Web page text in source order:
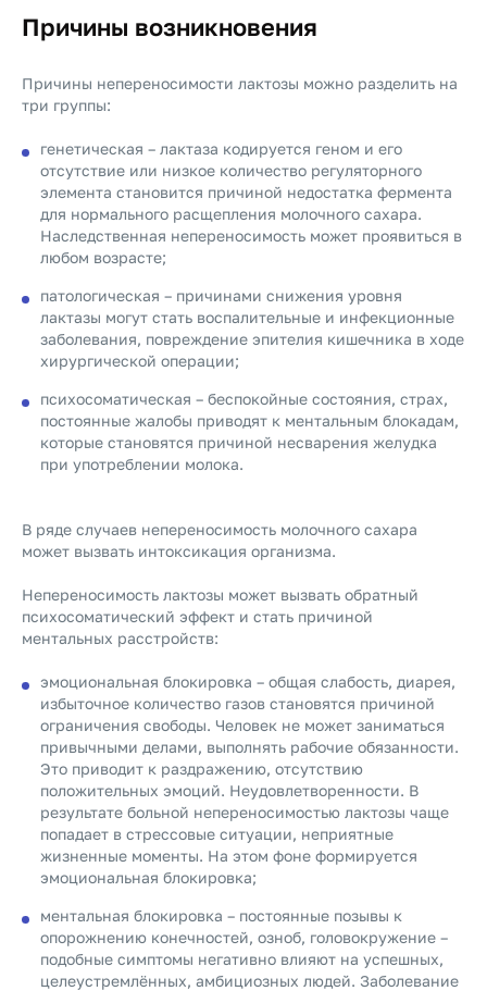
Причины возникновения
Причины непереносимости лактозы можно разделить на
три группы:
генетическая – лактаза кодируется геном и его
отсутствие или низкое количество регуляторного
элемента становится причиной недостатка фермента
для нормального расщепления молочного сахара.
Наследственная непереносимость может проявиться в
любом возрасте;
патологическая – причинами снижения уровня
лактазы могут стать воспалительные и инфекционные
заболевания, повреждение эпителия кишечника в ходе
хирургической операции;
психосоматическая – беспокойные состояния, страх,
постоянные жалобы приводят к ментальным блокадам,
которые становятся причиной несварения желудка
при употреблении молока.
В ряде случаев непереносимость молочного сахара
может вызвать интоксикация организма.
Непереносимость лактозы может вызвать обратный
психосоматический эффект и стать причиной
ментальных расстройств:
эмоциональная блокировка – общая слабость, диарея,
избыточное количество газов становятся причиной
ограничения свободы. Человек не может заниматься
привычными делами, выполнять рабочие обязанности.
Это приводит к раздражению, отсутствию
положительных эмоций. Неудовлетворенности. В
результате больной непереносимостью лактозы чаще
попадает в стрессовые ситуации, неприятные
жизненные моменты. На этом фоне формируется
эмоциональная блокировка;
ментальная блокировка – постоянные позывы к
опорожнению конечностей, озноб, головокружение –
подобные симптомы негативно влияют на успешных,
целеустремлённых, амбициозных людей. Заболевание